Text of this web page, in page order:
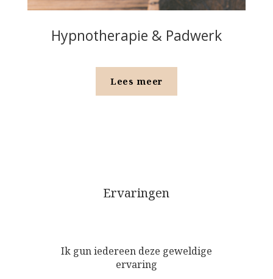
Hypnotherapie & Padwerk
Lees meer
Ervaringen
Ik gun iedereen deze geweldige
ervaring